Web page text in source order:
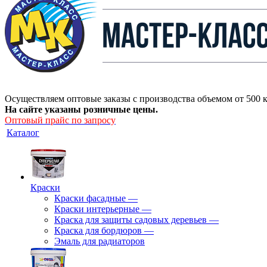
Осуществляем оптовые заказы с производства объемом от 500
На сайте указаны розничные цены.
Оптовый прайс по запросу
Каталог
Краски
Краски фасадные —
Краски интерьерные —
Краска для защиты садовых деревьев —
⁠Краска для бордюров —
Эмаль для радиаторов